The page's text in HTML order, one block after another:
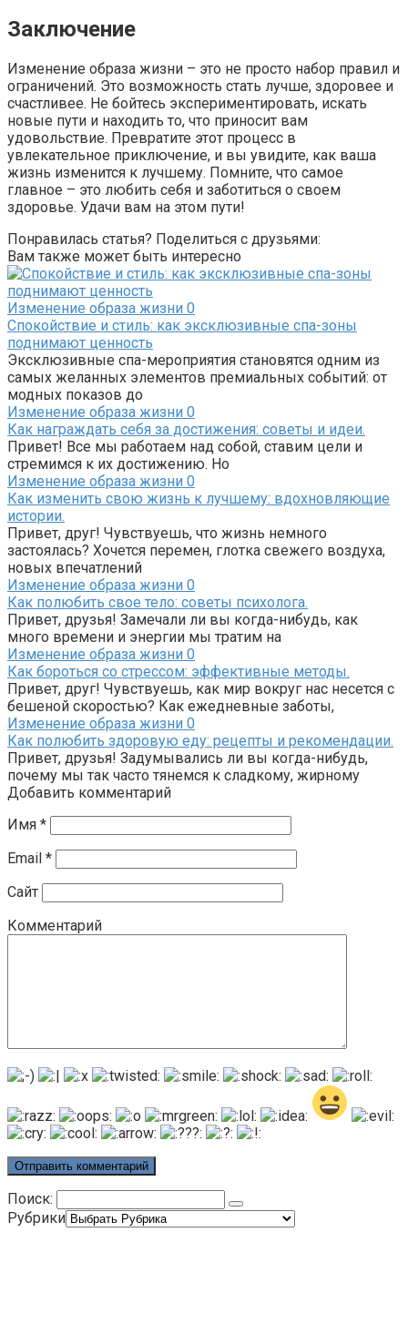
Заключение
Изменение образа жизни – это не просто набор правил и
ограничений. Это возможность стать лучше, здоровее и
счастливее. Не бойтесь экспериментировать, искать
новые пути и находить то, что приносит вам
удовольствие. Превратите этот процесс в
увлекательное приключение, и вы увидите, как ваша
жизнь изменится к лучшему. Помните, что самое
главное – это любить себя и заботиться о своем
здоровье. Удачи вам на этом пути!
Понравилась статья? Поделиться с друзьями:
Вам также может быть интересно
Изменение образа жизни 0
Спокойствие и стиль: как эксклюзивные спа-зоны
поднимают ценность
Эксклюзивные спа-мероприятия становятся одним из
самых желанных элементов премиальных событий: от
модных показов до
Изменение образа жизни 0
Как награждать себя за достижения: советы и идеи.
Привет! Все мы работаем над собой, ставим цели и
стремимся к их достижению. Но
Изменение образа жизни 0
Как изменить свою жизнь к лучшему: вдохновляющие
истории.
Привет, друг! Чувствуешь, что жизнь немного
застоялась? Хочется перемен, глотка свежего воздуха,
новых впечатлений
Изменение образа жизни 0
Как полюбить свое тело: советы психолога.
Привет, друзья! Замечали ли вы когда-нибудь, как
много времени и энергии мы тратим на
Изменение образа жизни 0
Как бороться со стрессом: эффективные методы.
Привет, друг! Чувствуешь, как мир вокруг нас несется с
бешеной скоростью? Как ежедневные заботы,
Изменение образа жизни 0
Как полюбить здоровую еду: рецепты и рекомендации.
Привет, друзья! Задумывались ли вы когда-нибудь,
почему мы так часто тянемся к сладкому, жирному
Добавить комментарий
Имя *
Email *
Сайт
Комментарий
Поиск:
Рубрики